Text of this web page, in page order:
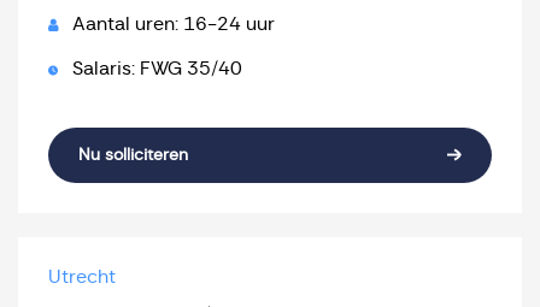
Aantal uren: 16-24 uur
Salaris: FWG 35/40
Nu solliciteren
Utrecht